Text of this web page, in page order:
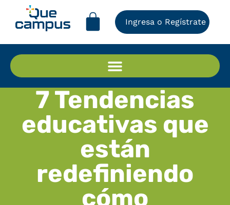
Ingresa o Regístrate
7 Tendencias
educativas que
están
redefiniendo
cómo